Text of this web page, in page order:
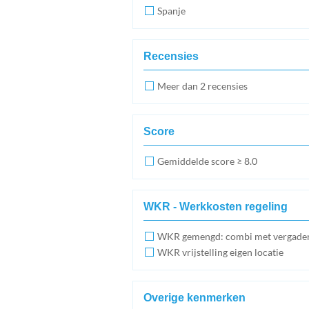
Spanje
Recensies
Meer dan 2 recensies
Score
Gemiddelde score ≥ 8.0
WKR - Werkkosten regeling
WKR gemengd: combi met
WKR vrijstelling eigen locatie
Overige kenmerken